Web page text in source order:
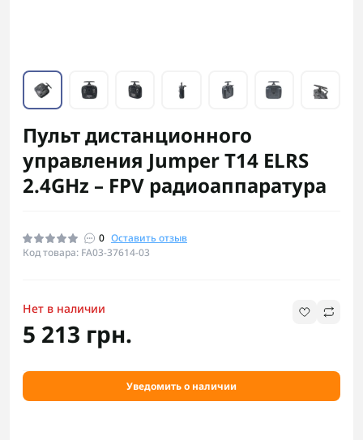
Пульт дистанционного
управления Jumper T14 ELRS
2.4GHz – FPV радиоаппаратура
0 Оставить отзыв
Код товара: FA03-37614-03
Нет в наличии
5 213 грн.
Уведомить о наличии